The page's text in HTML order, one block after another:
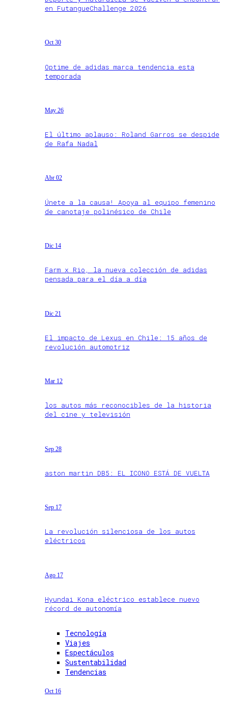
en FutangueChallenge 2026
Oct 30
Optime de adidas marca tendencia esta
temporada
May 26
El último aplauso: Roland Garros se despide
de Rafa Nadal
Abr 02
Únete a la causa! Apoya al equipo femenino
de canotaje polinésico de Chile
Dic 14
Farm x Rio, la nueva colección de adidas
pensada para el día a día
Dic 21
El impacto de Lexus en Chile: 15 años de
revolución automotriz
Mar 12
los autos más reconocibles de la historia
del cine y televisión
Sep 28
aston martin DB5: EL ICONO ESTÁ DE VUELTA
Sep 17
La revolución silenciosa de los autos
eléctricos
Ago 17
Hyundai Kona eléctrico establece nuevo
récord de autonomía
Tecnología
Viajes
Espectáculos
Sustentabilidad
Tendencias
Oct 16